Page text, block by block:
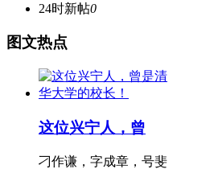
24时新帖0
图文热点
这位兴宁人，曾
刁作谦，字成章，号斐